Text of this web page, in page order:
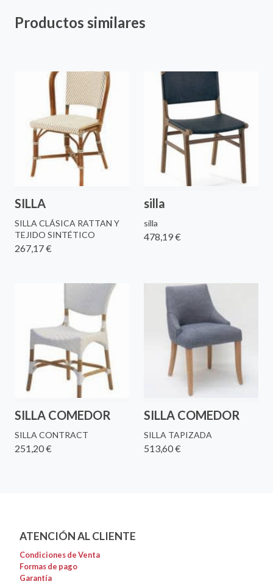
Productos similares
SILLA
SILLA CLÁSICA RATTAN Y
TEJIDO SINTÉTICO
267,17 €
silla
silla
478,19 €
SILLA COMEDOR
SILLA CONTRACT
251,20 €
SILLA COMEDOR
SILLA TAPIZADA
513,60 €
ATENCIÓN AL CLIENTE
Condiciones de Venta
Formas de pago
Garantía